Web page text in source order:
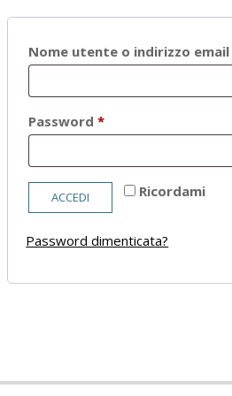
Nome utente o indirizzo
Password*Richiesto
Ricordami
ACCEDI
Password dimenticata?
05-